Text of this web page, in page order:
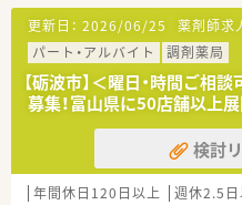
【法人特徴について】
■富山県を本拠地に石川や
介護事業も運営する多角的
■店舗ごとの人員配置に余
できる相互協力体制が整
■現場の意見を吸い上げる
風通しの良い組織作りを
【職場環境と雰囲気】
■店舗は蔵を改装して建築
更新日： 2026/06/25 薬剤師求
パート・アルバイト
調剤薬局
【砺波市】＜曜日・時間ご
募集！富山県に50店舗以上
検討
年間休日120日以上 週休2.5日